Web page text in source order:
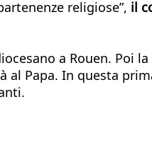
religiose”, il
a Rouen. Poi la
al Papa. In questa